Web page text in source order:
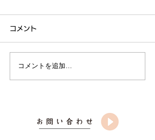
あおい訪問看護ステーシ
コメント
コメントを追加…